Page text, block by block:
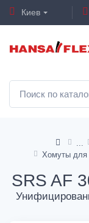
Киев
SRS AF